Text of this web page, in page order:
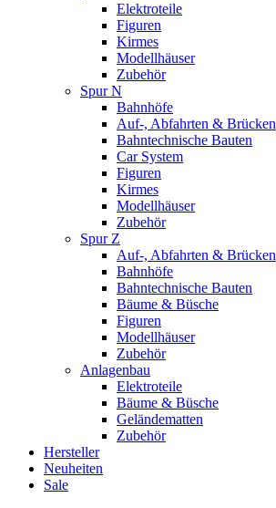
Elektroteile
Figuren
Kirmes
Modellhäuser
Zubehör
Spur N
Bahnhöfe
Auf-, Abfahrten & Brücken
Bahntechnische Bauten
Car System
Figuren
Kirmes
Modellhäuser
Zubehör
Spur Z
Auf-, Abfahrten & Brücken
Bahnhöfe
Bahntechnische Bauten
Bäume & Büsche
Figuren
Modellhäuser
Zubehör
Anlagenbau
Elektroteile
Bäume & Büsche
Geländematten
Zubehör
Hersteller
Neuheiten
Sale